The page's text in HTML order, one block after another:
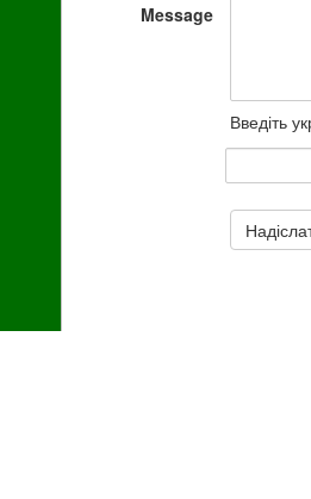
Message
Введіть